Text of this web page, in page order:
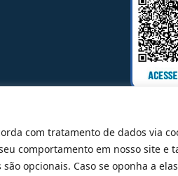
com tratamento de dados via
comportamento em nosso site e
opcionais. Caso se oponha a